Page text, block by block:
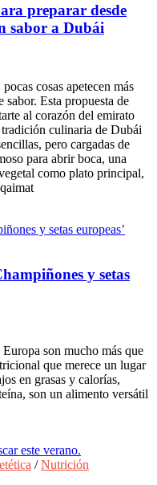
preparar desde
sabor a Dubái
cosas apetecen más
Esta propuesta de
al corazón del emirato
culinaria de Dubái
pero cargadas de
para abrir boca, una
como plato principal,
y setas
son mucho más que
que merece un lugar
en grasas y calorías,
son un alimento versátil
/Nutrición